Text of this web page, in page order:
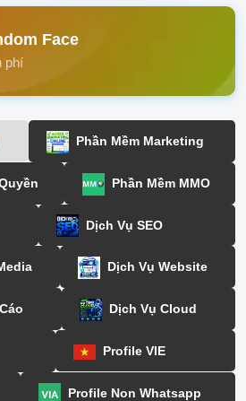
Face
phí
Phần Mềm Marketing
Phần Mềm MMO
Dịch Vụ SEO
Dịch Vụ Website
Dịch Vụ Cloud
Profile VIE
Profile Non Whatsapp